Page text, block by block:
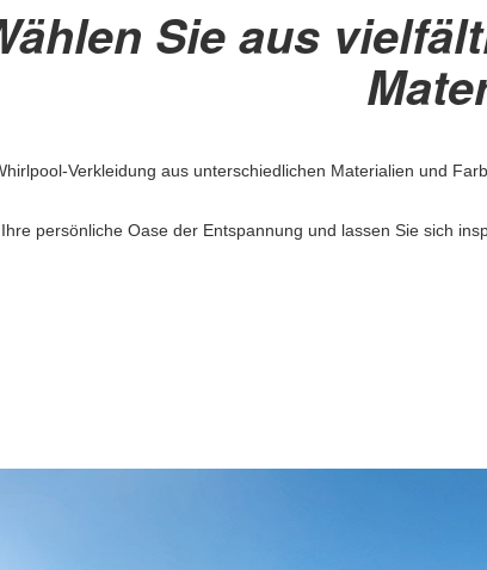
Sie aus
Verkleidung aus unterschiedlichen Materialien und
persönliche Oase der Entspannung und lassen Sie sich